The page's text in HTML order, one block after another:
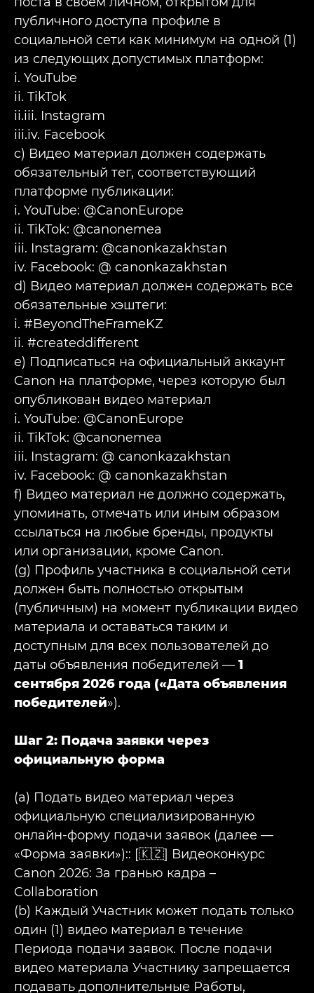
публичного доступа профиле в
социальной сети как минимум на одной (1)
из следующих допустимых платформ:
i. YouTube
ii. TikTok
ii.iii. Instagram
iii.iv. Facebook
c) Видео материал должен содержать
обязательный тег, соответствующий
платформе публикации:
i. YouTube: @CanonEurope
ii. TikTok: @canonemea
iii. Instagram: @canonkazakhstan
iv. Facebook: @ canonkazakhstan
d) Видео материал должен содержать все
обязательные хэштеги:
i. #BeyondTheFrameKZ
ii. #createddifferent
e) Подписаться на официальный аккаунт
Canon на платформе, через которую был
опубликован видео материал
i. YouTube: @CanonEurope
ii. TikTok: @canonemea
iii. Instagram: @ canonkazakhstan
iv. Facebook: @ canonkazakhstan
f) Видео материал не должно содержать,
упоминать, отмечать или иным образом
ссылаться на любые бренды, продукты
или организации, кроме Canon.
(g) Профиль участника в социальной сети
должен быть полностью открытым
(публичным) на момент публикации видео
материала и оставаться таким и
доступным для всех пользователей до
даты объявления победителей — 1
сентября 2026 года («Дата объявления
победителей»).
Шаг 2: Подача заявки через
официальную форма
(a) Подать видео материал через
официальную специализированную
онлайн-форму подачи заявок (далее —
«Форма заявки»):: [🇰🇿] Видеоконкурс
Canon 2026: За гранью кадра –
Collaboration
(b) Каждый Участник может подать только
один (1) видео материал в течение
Периода подачи заявок. После подачи
видео материала Участнику запрещается
подавать дополнительные Работы,